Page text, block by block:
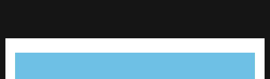
contenido